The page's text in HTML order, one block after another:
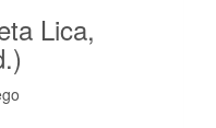
Lica,